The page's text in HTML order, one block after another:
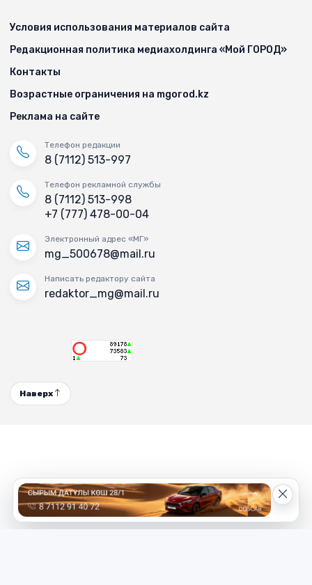
Условия использования материалов сайта
Редакционная политика медиахолдинга «Мой ГОРОД»
Контакты
Возрастные ограничения на mgorod.kz
Реклама на сайте
Телефон редакции
8 (7112) 513-997
Телефон рекламной службы
8 (7112) 513-998
+7 (777) 478-00-04
Электронный адрес «МГ»
mg_500678@mail.ru
Написать редактору сайта
redaktor_mg@mail.ru
Наверх